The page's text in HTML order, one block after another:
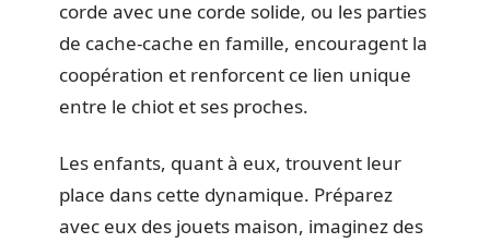
corde avec une corde solide, ou les parties
de cache-cache en famille, encouragent la
coopération et renforcent ce lien unique
entre le chiot et ses proches.
Les enfants, quant à eux, trouvent leur
place dans cette dynamique. Préparez
avec eux des jouets maison, imaginez des